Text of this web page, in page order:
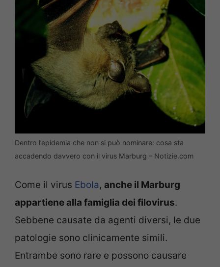
Dentro l’epidemia che non si può nominare: cosa sta
accadendo davvero con il virus Marburg – Notizie.com
Come il virus Ebola, anche il Marburg
appartiene alla famiglia dei filovirus.
Sebbene causate da agenti diversi, le due
patologie sono clinicamente simili.
Entrambe sono rare e possono causare